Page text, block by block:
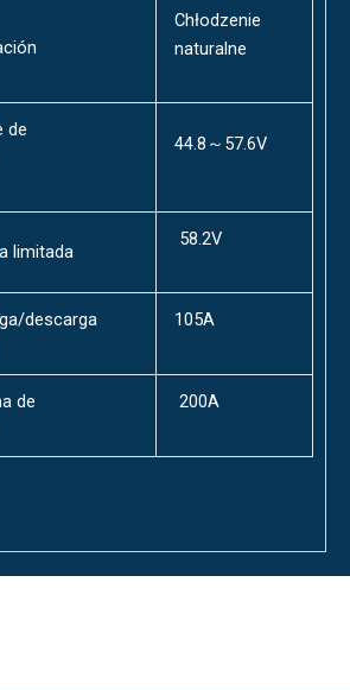
Chłodzenie
naturalne
de
44.8～57.6V
limitada
58.2V
descarga
105A
de
200A